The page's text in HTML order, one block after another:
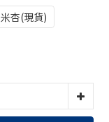
米杏(現貨)